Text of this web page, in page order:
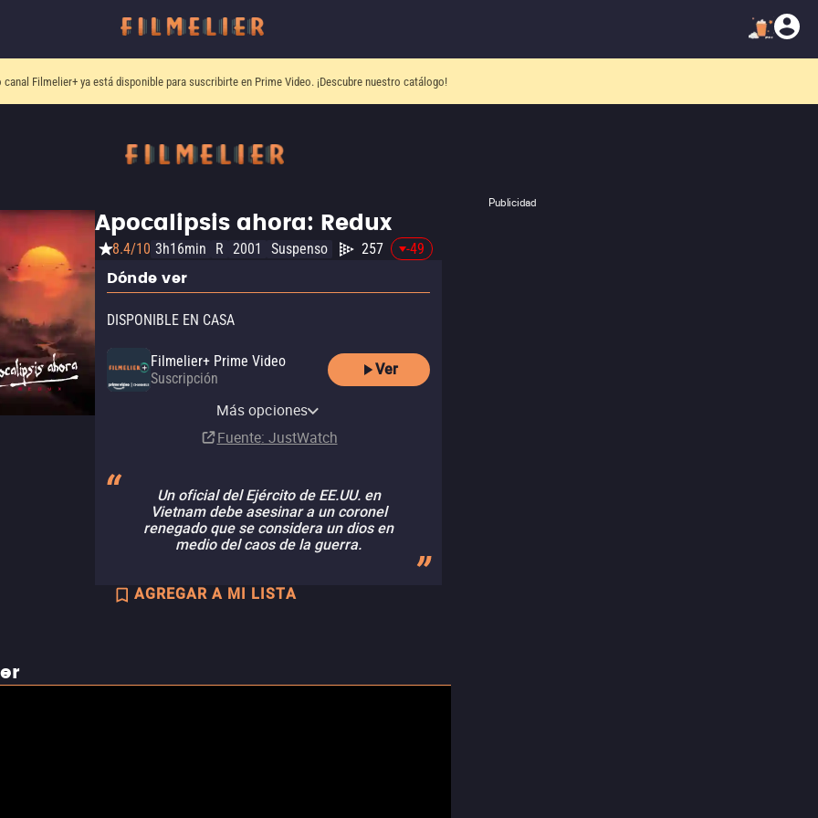
canal Filmelier+ya está disponible para suscribirte en Prime Video. ¡Descubre nuestro catálogo!
Publicidad
Apocalipsis ahora: Redux
8.4/10 3h16min R 2001 Suspenso 257 -49
Dónde ver
DISPONIBLE EN CASA
Filmelier+ Prime Video
Suscripción
Ver
MUBI
SuscripciónMás opciones
Fuente: JustWatch
Un oficial del Ejército de EE.UU. en
Vietnam debe asesinar a un coronel
renegado que se considera un dios en
medio del caos de la guerra.
AGREGAR A MI LISTA